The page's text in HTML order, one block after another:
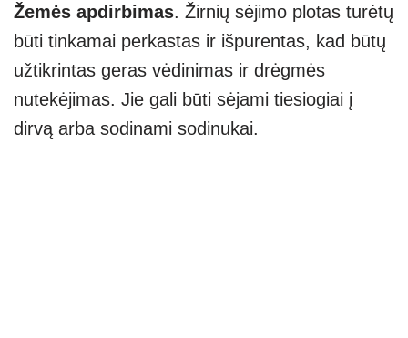
Žemės apdirbimas. Žirnių sėjimo plotas turėtų
būti tinkamai perkastas ir išpurentas, kad būtų
užtikrintas geras vėdinimas ir drėgmės
nutekėjimas. Jie gali būti sėjami tiesiogiai į
dirvą arba sodinami sodinukai.